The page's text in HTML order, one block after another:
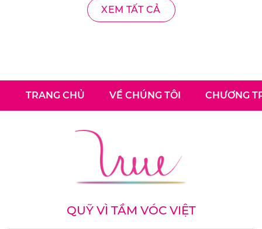
XEM TẤT CẢ
TRANG CHỦ VỀ CHÚNG TÔI CHƯƠNG
QUỸ VÌ TẦM VÓC VIỆT